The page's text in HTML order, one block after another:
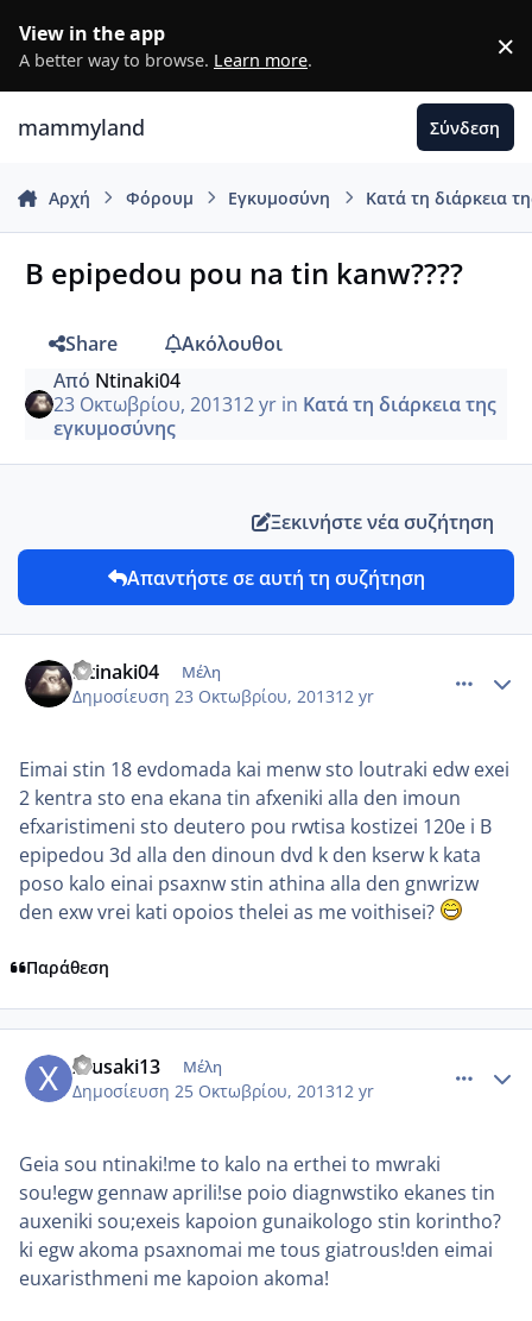
View in the app
A better way to browse. Learn more. ×
mammyland Σύνδεση
Αρχή Φόρουμ Εγκυμοσύνη Κατά τη διάρκεια
B epipedou pou na tin kanw????
Share
Ακόλουθοι
Από Ntinaki04
23 Οκτωβρίου, 201312 yrin Κατά τη διάρκεια της
εγκυμοσύνης
Ξεκινήστε νέα συζήτηση
Απαντήστε σε αυτή τη συζήτηση
Ntinaki04 Μέλη
Δημοσίευση 23 Οκτωβρίου, 201312 yr
Eimai stin 18 evdomada kai menw sto loutraki edw exei
2 kentra sto ena ekana tin afxeniki alla den imoun
efxaristimeni sto deutero pou rwtisa kostizei 120e i B
epipedou 3d alla den dinoun dvd k den kserw k kata
poso kalo einai psaxnw stin athina alla den gnwrizw
den exw vrei kati opoios thelei as me voithisei?
Παράθεση
xrusaki13 Μέλη
Δημοσίευση 25 Οκτωβρίου, 201312 yr
Geia sou ntinaki!me to kalo na erthei to mwraki
sou!egw gennaw aprili!se poio diagnwstiko ekanes tin
auxeniki sou;exeis kapoion gunaikologo stin korintho?
ki egw akoma psaxnomai me tous giatrous!den eimai
euxaristhmeni me kapoion akoma!